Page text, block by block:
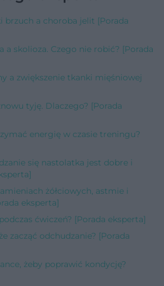
brzuch a choroba jelit [Porada
a skolioza. Czego nie robić? [Porada
a zwiększenie tkanki mięśniowej
tyję. Dlaczego? [Porada
energię w czasie treningu?
się nastolatka jest dobre i
żółciowych, astmie i
eksperta]
ćwiczeń? [Porada eksperta]
zacząć odchudzanie? [Porada
żeby poprawić kondycję?